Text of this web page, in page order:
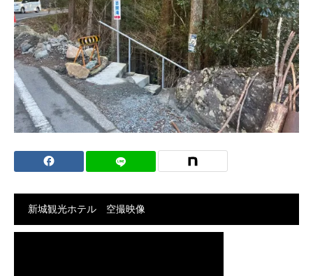
新城観光ホテル 空撮映像